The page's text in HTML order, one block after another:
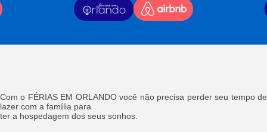
Com o FÉRIAS EM ORLANDO você não precisa perder seu tempo de
lazer com a família para
ter a hospedagem dos seus sonhos.